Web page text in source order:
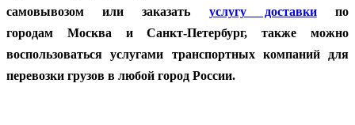
самовывозом или заказать услугу доставкипо
городам Москва и Санкт-Петербург, также можно
воспользоваться услугами транспортных компаний для
перевозки грузов в любой город России.